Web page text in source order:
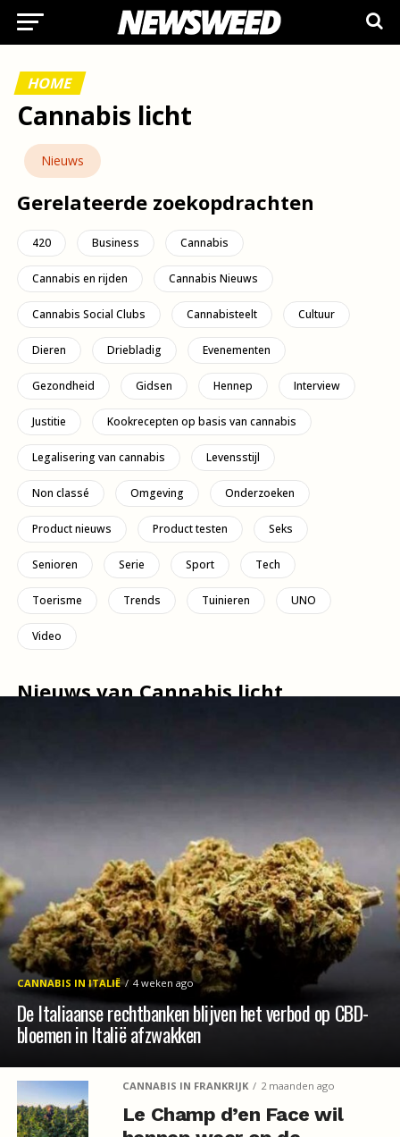
HOME
Cannabis licht
Nieuws
Gerelateerde zoekopdrachten
420 Business Cannabis
Cannabis en rijden Cannabis Nieuws
Cannabis Social Clubs Cannabisteelt Cultuur
Dieren Driebladig Evenementen
Gezondheid Gidsen Hennep Interview
Justitie Kookrecepten op basis van cannabis
Legalisering van cannabis Levensstijl
Non classé Omgeving Onderzoeken
Product nieuws Product testen Seks
Senioren Serie Sport Tech
Toerisme Trends Tuinieren UNO
Video
Nieuws van Cannabis licht
CANNABIS IN ITALIË 4 weken ago
De Italiaanse rechtbanken blijven het verbod op CBD-
bloemen in Italië afzwakken
CANNABIS IN FRANKRIJK 2 maanden ago
Le Champ d’en Face wil